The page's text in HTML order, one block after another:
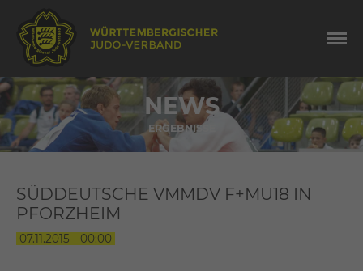
NEWS
ERGEBNISSE
SÜDDEUTSCHE VMMDV F+MU18 IN
PFORZHEIM
07.11.2015 - 00:00